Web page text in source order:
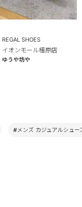
REGAL SHOES
イオンモール橿原店
ゆうや坊や
#メンズ カジュアルシュー